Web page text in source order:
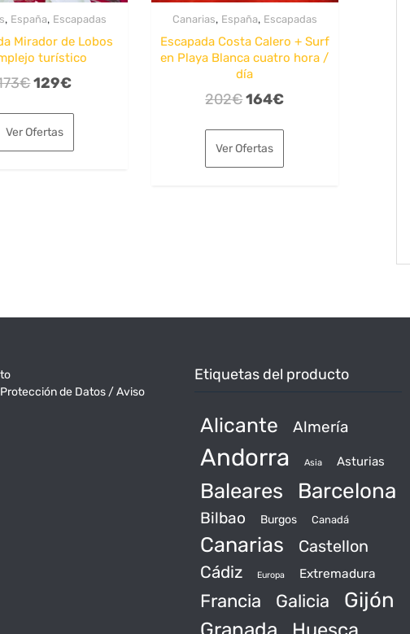
, España, Escapadas
Mirador de Lobos
turístico
€El
original
era:
129€El
es:
Ver Ofertas
Canarias, España, Escapadas
Escapada Costa Calero + Surf
en Playa Blanca cuatro hora /
día
202€El
original
era:
164€El
es:
Ver Ofertas
de Datos / Aviso
Etiquetas del producto
Alicante Almería
Andorra Asia Asturias
Baleares Barcelona
Bilbao Burgos Canadá
Canarias
Castellon
Cádiz
Europa Extremadura
Francia Galicia Gijón